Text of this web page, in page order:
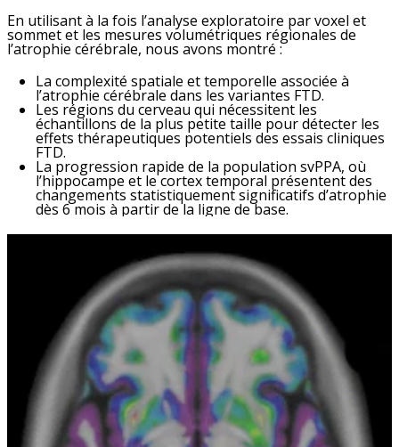
En utilisant à la fois l’analyse exploratoire par voxel et
sommet et les mesures volumétriques régionales de
l’atrophie cérébrale, nous avons montré :
La complexité spatiale et temporelle associée à
l’atrophie cérébrale dans les variantes FTD.
Les régions du cerveau qui nécessitent les
échantillons de la plus petite taille pour détecter les
effets thérapeutiques potentiels des essais cliniques
FTD.
La progression rapide de la population svPPA, où
l’hippocampe et le cortex temporal présentent des
changements statistiquement significatifs d’atrophie
dès 6 mois à partir de la ligne de base.